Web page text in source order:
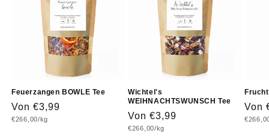
Feuerzangen BOWLE Tee
Normaler
Preis
Von €3,99
Grundpreis
€266,00/kg
Wichtel's
WEIHNACHTSWUNSCH Tee
Normaler
Preis
Von €3,99
Grundpreis
€266,00/kg
Preis
Von